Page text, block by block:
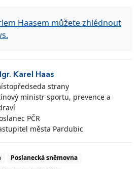
Haasem můžete zhlédnout
Karel Haas
strany
ministr sportu, prevence a
PČR
města Pardubic
Poslanecká sněmovna